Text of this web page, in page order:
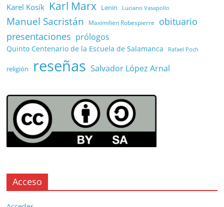
Karel Kosík Karl Marx Lenin Luciano Vasapollo
Manuel Sacristán Maximilien Robespierre
obituario
presentaciones prólogos
Quinto Centenario de la Escuela de Salamanca Rafael Poch
religión reseñas Salvador López Arnal
Acceso